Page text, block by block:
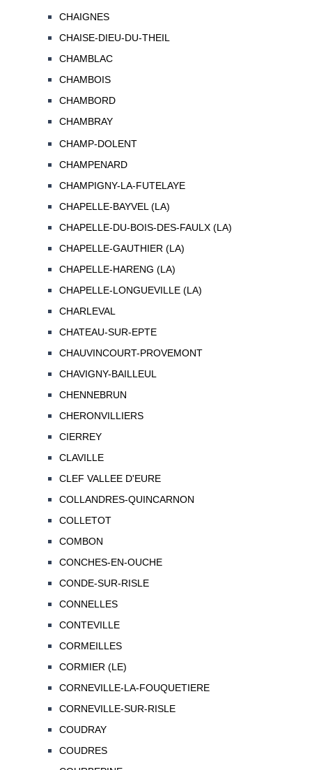
CHAIGNES
CHAISE-DIEU-DU-THEIL
CHAMBLAC
CHAMBOIS
CHAMBORD
CHAMBRAY
CHAMP-DOLENT
CHAMPENARD
CHAMPIGNY-LA-FUTELAYE
CHAPELLE-BAYVEL (LA)
CHAPELLE-DU-BOIS-DES-FAULX (LA)
CHAPELLE-GAUTHIER (LA)
CHAPELLE-HARENG (LA)
CHAPELLE-LONGUEVILLE (LA)
CHARLEVAL
CHATEAU-SUR-EPTE
CHAUVINCOURT-PROVEMONT
CHAVIGNY-BAILLEUL
CHENNEBRUN
CHERONVILLIERS
CIERREY
CLAVILLE
CLEF VALLEE D'EURE
COLLANDRES-QUINCARNON
COLLETOT
COMBON
CONCHES-EN-OUCHE
CONDE-SUR-RISLE
CONNELLES
CONTEVILLE
CORMEILLES
CORMIER (LE)
CORNEVILLE-LA-FOUQUETIERE
CORNEVILLE-SUR-RISLE
COUDRAY
COUDRES